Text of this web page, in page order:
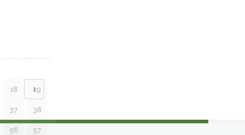
18 19
37 38
56 57